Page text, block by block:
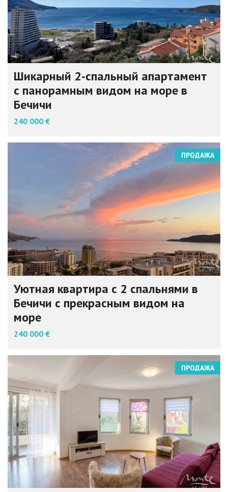
Шикарный 2-спальный апартамент
с панорамным видом на море в
Бечичи
240 000 €
ПРОДАЖА
Уютная квартира с 2 спальнями в
Бечичи с прекрасным видом на
море
240 000 €
ПРОДАЖА